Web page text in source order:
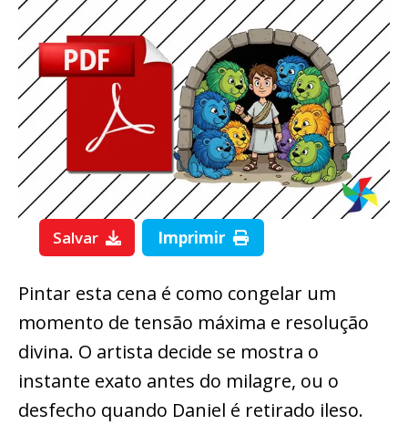
Salvar Imprimir
Pintar esta cena é como congelar um
momento de tensão máxima e resolução
divina. O artista decide se mostra o
instante exato antes do milagre, ou o
desfecho quando Daniel é retirado ileso.